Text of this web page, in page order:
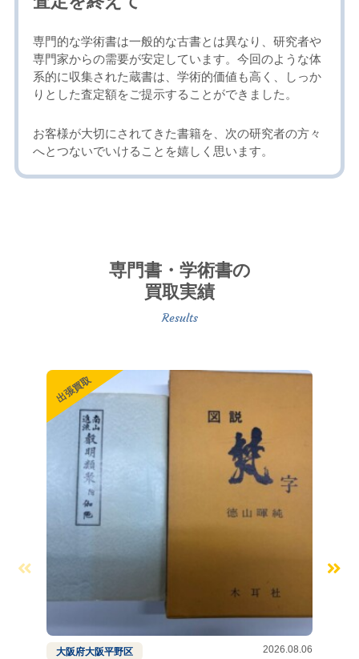
専門的な学術書は一般的な古書とは異なり、研究者や
専門家からの需要が安定しています。今回のような体
系的に収集された蔵書は、学術的価値も高く、しっか
りとした査定額をご提示することができました。
お客様が大切にされてきた書籍を、次の研究者の方々
へとつないでいけることを嬉しく思います。
専門書・学術書の
買取実績
大阪府大阪平野区 2026.08.06
出張買取